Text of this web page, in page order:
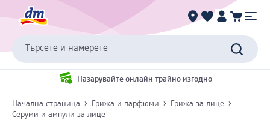
Търсете и намерете
Пазарувайте онлайн трайно изгодно
Начална страница Грижа и парфюми
Грижа за лице
Серуми и ампули за лице